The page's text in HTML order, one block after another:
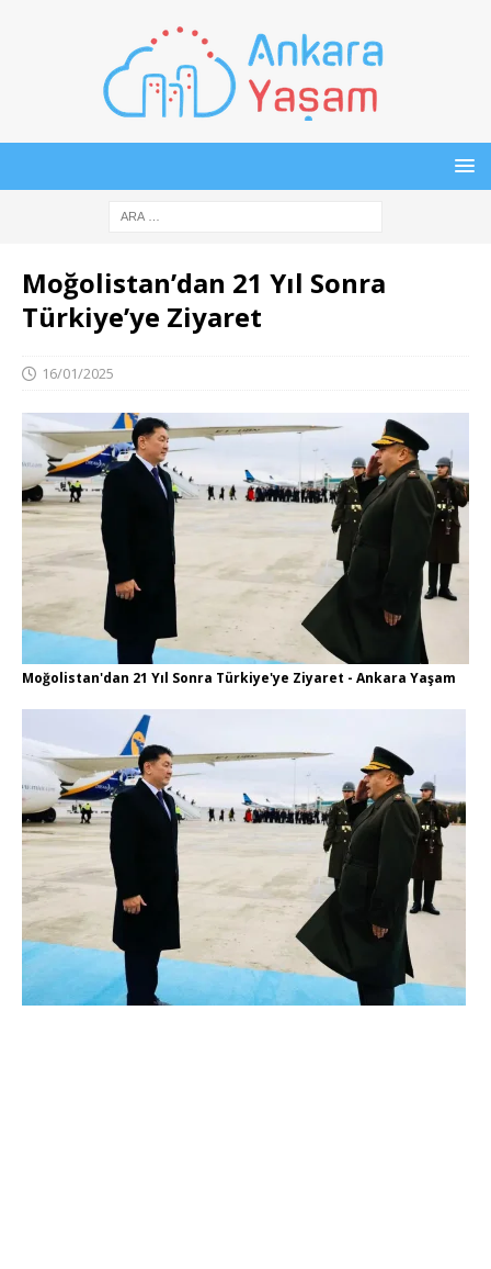
Moğolistan’dan 21 Yıl Sonra
Türkiye’ye Ziyaret
16/01/2025
Moğolistan'dan 21 Yıl Sonra Türkiye'ye Ziyaret - Ankara Yaşam